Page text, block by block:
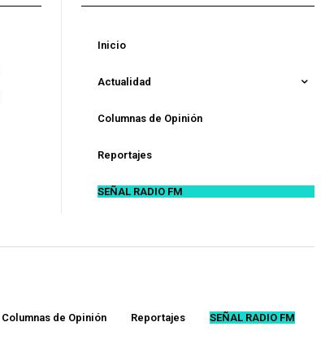
Inicio
Actualidad
Columnas de Opinión
Reportajes
SEÑAL RADIO FM
Columnas de Opinión Reportajes SEÑAL RADIO FM